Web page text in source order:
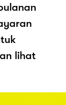
lihat